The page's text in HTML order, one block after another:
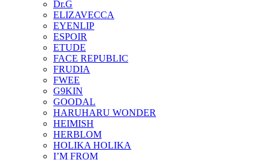
Dr.G
ELIZAVECCA
EYENLIP
ESPOIR
ETUDE
FACE REPUBLIC
FRUDIA
FWEE
G9KIN
GOODAL
HARUHARU WONDER
HEIMISH
HERBLOM
HOLIKA HOLIKA
I’M FROM